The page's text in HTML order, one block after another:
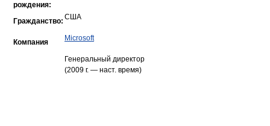
рождения:
Гражданство: США
Компания Microsoft
Генеральный директор
(2009 г. — наст. время)